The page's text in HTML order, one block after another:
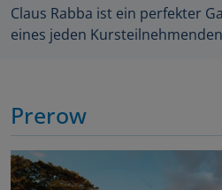
Claus Rabba ist ein perfekter
eines jeden
Prerow